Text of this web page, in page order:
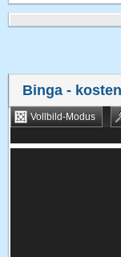
Binga -
Vollbild-Modus